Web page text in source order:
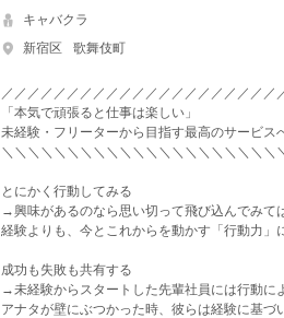
キャバクラ
新宿区
歌舞伎町
／／／／／／／／／／／／／／／／／／／／／
「本気で頑張ると仕事は楽しい」
未経験・フリーターから目指す最高のサービス
＼＼＼＼＼＼＼＼＼＼＼＼＼＼＼＼＼＼＼＼＼
とにかく行動してみる
→興味があるのなら思い切って飛び込んでみて
経験よりも、今とこれからを動かす「行動力」
成功も失敗も共有する
→未経験からスタートした先輩社員には行動に
アナタが壁にぶつかった時、彼らは経験に基づ